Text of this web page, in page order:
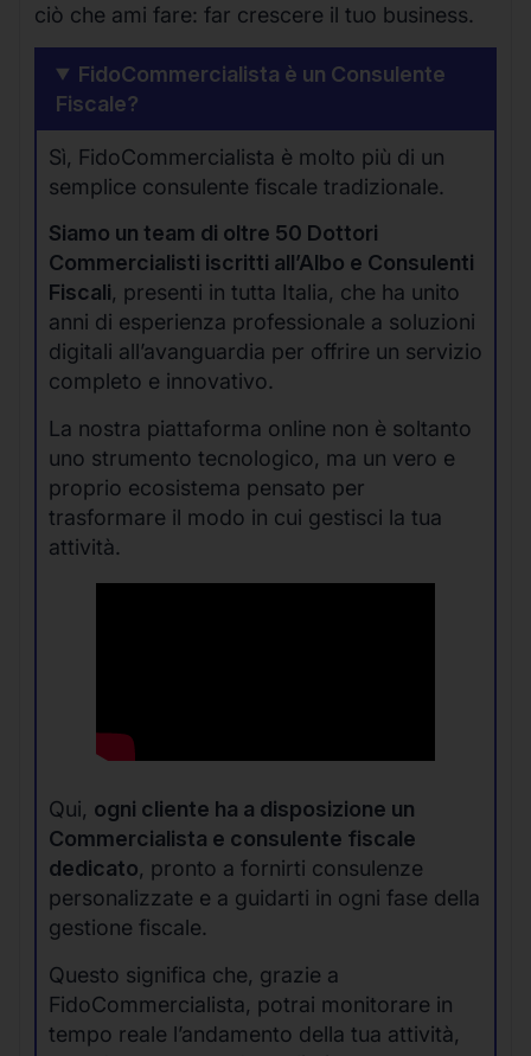
ciò che ami fare: far crescere il tuo business.
FidoCommercialista è un Consulente
Fiscale?
Sì, FidoCommercialista è molto più di un
semplice consulente fiscale tradizionale.
Siamo un team di oltre 50 Dottori
Commercialisti iscritti all’Albo e Consulenti
Fiscali, presenti in tutta Italia, che ha unito
anni di esperienza professionale a soluzioni
digitali all’avanguardia per offrire un servizio
completo e innovativo.
La nostra piattaforma online non è soltanto
uno strumento tecnologico, ma un vero e
proprio ecosistema pensato per
trasformare il modo in cui gestisci la tua
attività.
Qui, ogni cliente ha a disposizione un
Commercialista e consulente fiscale
dedicato, pronto a fornirti consulenze
personalizzate e a guidarti in ogni fase della
gestione fiscale.
Questo significa che, grazie a
FidoCommercialista, potrai monitorare in
tempo reale l’andamento della tua attività,